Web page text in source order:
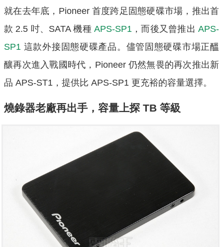
就在去年底，Pioneer 首度跨足固態硬碟市場，推出首
款 2.5 吋、SATA 機種 APS-SP1 ，而後又曾推出 APS-
SP1 這款外接固態硬碟產品。儘管固態硬碟市場正醞
釀再次進入戰國時代，Pioneer 仍然無畏的再次推出新
品 APS-ST1，提供比 APS-SP1 更充裕的容量選擇。
燒錄器老廠再出手，容量上探 TB 等級